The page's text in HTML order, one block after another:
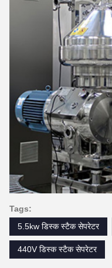
Tags:
5.5kw डिस्क स्टैक सेपरेटर
440V डिस्क स्टैक सेपरेटर